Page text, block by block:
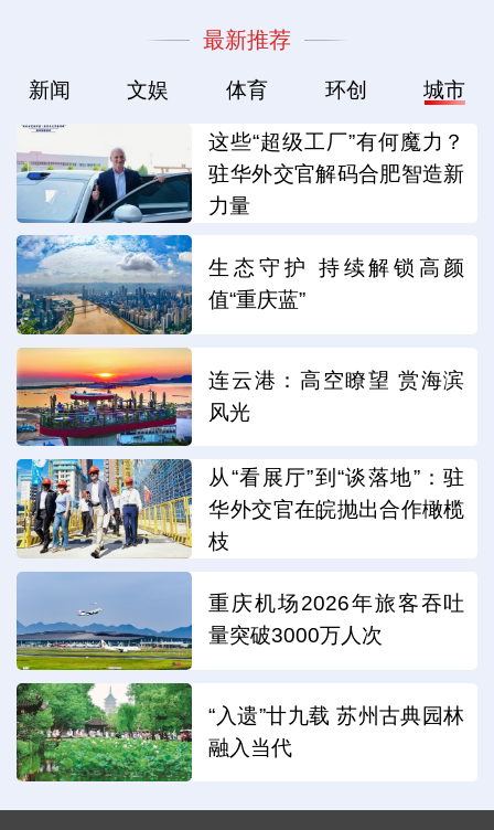
最新推荐
新闻 文娱 体育 环创 城市
这些“超级工厂”有何魔力？
驻华外交官解码合肥智造新
力量
生态守护 持续解锁高颜
值“重庆蓝”
连云港：高空瞭望 赏海滨
风光
从“看展厅”到“谈落地”：驻
华外交官在皖抛出合作橄榄
枝
重庆机场2026年旅客吞吐
量突破3000万人次
“入遗”廿九载 苏州古典园林
融入当代